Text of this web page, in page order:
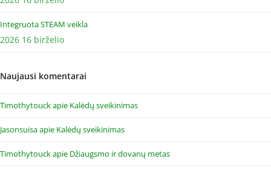
Integruota STEAM veikla
2026 16 birželio
Naujausi komentarai
Timothytouckapie Kalėdų sveikinimas
Jasonsuisaapie Kalėdų sveikinimas
Timothytouckapie Džiaugsmo ir dovanų metas